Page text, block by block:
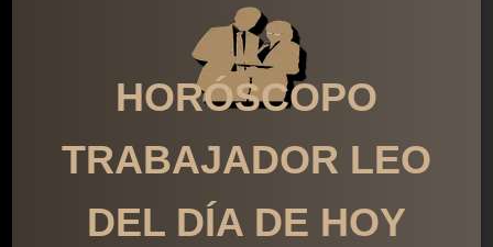
HORÓSCOPO
TRABAJADOR LEO
DEL DÍA DE HOY